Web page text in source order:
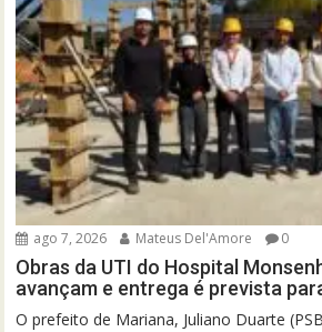
ago 7, 2026 Mateus Del'Amore 0
Obras da UTI do Hospital
avançam e entrega é prevista
O prefeito de Mariana, Juliano Duarte